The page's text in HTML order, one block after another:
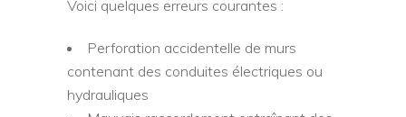
Voici quelques erreurs courantes :
Perforation accidentelle de murs
contenant des conduites électriques ou
hydrauliques